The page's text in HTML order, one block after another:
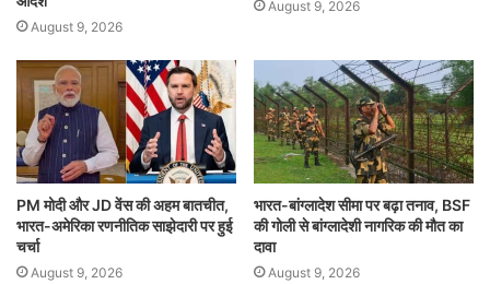
August 9, 2026
August 9, 2026
PM मोदी और JD वेंस की अहम बातचीत,
भारत-अमेरिका रणनीतिक साझेदारी पर हुई
चर्चा
August 9, 2026
भारत-बांग्लादेश सीमा पर बढ़ा तनाव, BSF
की गोली से बांग्लादेशी नागरिक की मौत का
दावा
August 9, 2026